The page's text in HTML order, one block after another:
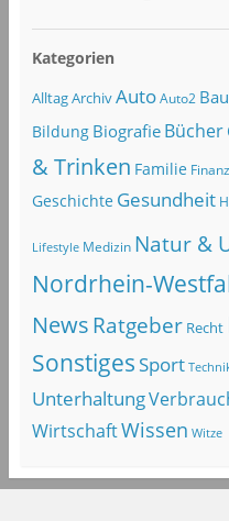
Kategorien
AlltagArchivAuto Auto2
Bildung Biografie Bücher
& Trinken Familie
Geschichte Gesundheit
Lifestyle Medizin Natur &
Nordrhein-
NewsRatgeber Recht
SonstigesSport
Unterhaltung
WirtschaftWissen Witze